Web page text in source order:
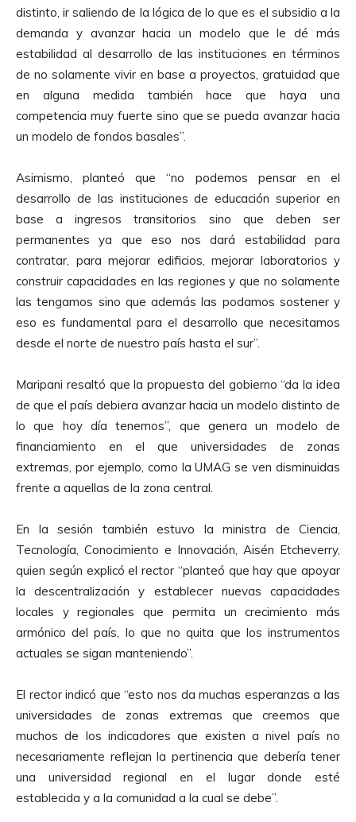
distinto, ir saliendo de la lógica de lo que es el subsidio a la
demanda y avanzar hacia un modelo que le dé más
estabilidad al desarrollo de las instituciones en términos
de no solamente vivir en base a proyectos, gratuidad que
en alguna medida también hace que haya una
competencia muy fuerte sino que se pueda avanzar hacia
un modelo de fondos basales”.
Asimismo, planteó que “no podemos pensar en el
desarrollo de las instituciones de educación superior en
base a ingresos transitorios sino que deben ser
permanentes ya que eso nos dará estabilidad para
contratar, para mejorar edificios, mejorar laboratorios y
construir capacidades en las regiones y que no solamente
las tengamos sino que además las podamos sostener y
eso es fundamental para el desarrollo que necesitamos
desde el norte de nuestro país hasta el sur”.
Maripani resaltó que la propuesta del gobierno “da la idea
de que el país debiera avanzar hacia un modelo distinto de
lo que hoy día tenemos”, que genera un modelo de
financiamiento en el que universidades de zonas
extremas, por ejemplo, como la UMAG se ven disminuidas
frente a aquellas de la zona central.
En la sesión también estuvo la ministra de Ciencia,
Tecnología, Conocimiento e Innovación, Aisén Etcheverry,
quien según explicó el rector “planteó que hay que apoyar
la descentralización y establecer nuevas capacidades
locales y regionales que permita un crecimiento más
armónico del país, lo que no quita que los instrumentos
actuales se sigan manteniendo”.
El rector indicó que “esto nos da muchas esperanzas a las
universidades de zonas extremas que creemos que
muchos de los indicadores que existen a nivel país no
necesariamente reflejan la pertinencia que debería tener
una universidad regional en el lugar donde esté
establecida y a la comunidad a la cual se debe”.